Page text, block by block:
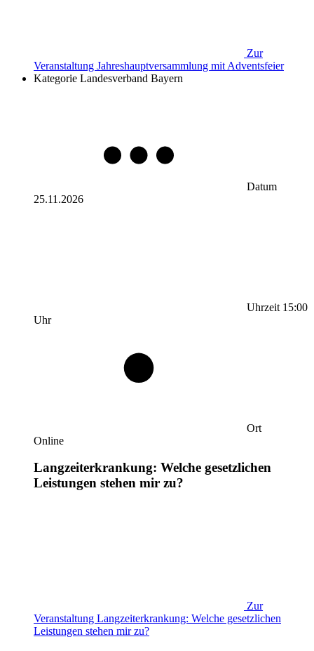
Zur
Veranstaltung Jahreshauptversammlung mit Adventsfeier
Kategorie Landesverband Bayern
Datum
25.11.2026
Uhrzeit 15:00
Uhr
Ort
Online
Langzeiterkrankung: Welche gesetzlichen
Leistungen stehen mir zu?
Zur
Veranstaltung Langzeiterkrankung: Welche gesetzlichen
Leistungen stehen mir zu?